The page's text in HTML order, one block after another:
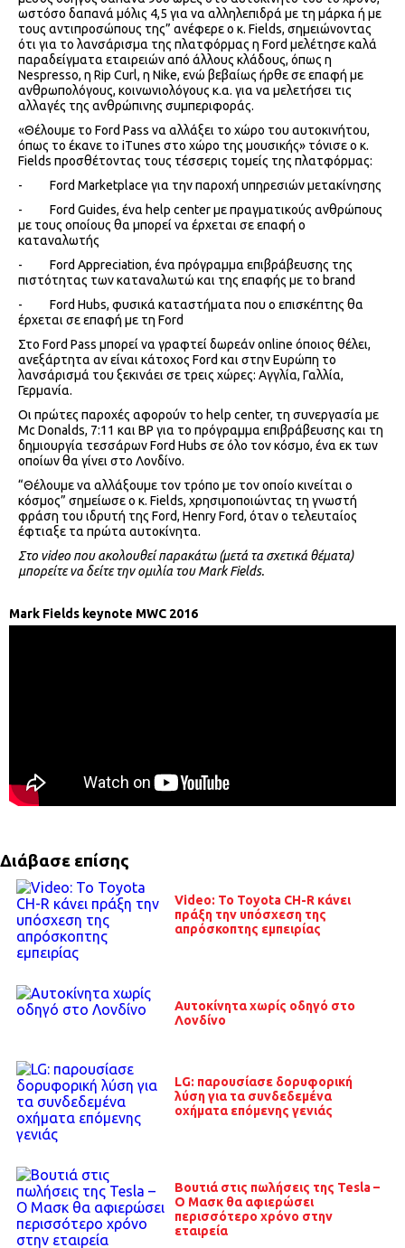
ωστόσο δαπανά μόλις 4,5 για να αλληλεπιδρά με τη μάρκα ή με
τους αντιπροσώπους της” ανέφερε ο κ. Fields, σημειώνοντας
ότι για το λανσάρισμα της πλατφόρμας η Ford μελέτησε καλά
παραδείγματα εταιρειών από άλλους κλάδους, όπως η
Nespresso, η Rip Curl, η Nike, ενώ βεβαίως ήρθε σε επαφή με
ανθρωπολόγους, κοινωνιολόγους κ.α. για να μελετήσει τις
αλλαγές της ανθρώπινης συμπεριφοράς.
«Θέλουμε το Ford Pass να αλλάξει το χώρο του αυτοκινήτου,
όπως το έκανε το iTunes στο χώρο της μουσικής» τόνισε ο κ.
Fields προσθέτοντας τους τέσσερις τομείς της πλατφόρμας:
- Ford Marketplace για την παροχή υπηρεσιών μετακίνησης
- Ford Guides, ένα help center με πραγματικούς ανθρώπους
με τους οποίους θα μπορεί να έρχεται σε επαφή ο
καταναλωτής
- Ford Appreciation, ένα πρόγραμμα επιβράβευσης της
πιστότητας των καταναλωτώ και της επαφής με το brand
- Ford Hubs, φυσικά καταστήματα που ο επισκέπτης θα
έρχεται σε επαφή με τη Ford
Στο Ford Pass μπορεί να γραφτεί δωρεάν online όποιος θέλει,
ανεξάρτητα αν είναι κάτοχος Ford και στην Ευρώπη το
λανσάρισμά του ξεκινάει σε τρεις χώρες: Αγγλία, Γαλλία,
Γερμανία.
Οι πρώτες παροχές αφορούν το help center, τη συνεργασία με
Mc Donalds, 7:11 και BP για το πρόγραμμα επιβράβευσης και τη
δημιουργία τεσσάρων Ford Hubs σε όλο τον κόσμο, ένα εκ των
οποίων θα γίνει στο Λονδίνο.
“Θέλουμε να αλλάξουμε τον τρόπο με τον οποίο κινείται ο
κόσμος” σημείωσε ο κ. Fields, χρησιμοποιώντας τη γνωστή
φράση του ιδρυτή της Ford, Henry Ford, όταν ο τελευταίος
έφτιαξε τα πρώτα αυτοκίνητα.
Στο video που ακολουθεί παρακάτω (μετά τα σχετικά θέματα)
μπορείτε να δείτε την ομιλία του Mark Fields.
Mark Fields keynote MWC 2016
Διάβασε επίσης
Video: Το Toyota CH-R κάνει
πράξη την υπόσχεση της
απρόσκοπτης εμπειρίας
Αυτοκίνητα χωρίς οδηγό στο
Λονδίνο
LG: παρουσίασε δορυφορική
λύση για τα συνδεδεμένα
οχήματα επόμενης γενιάς
Βουτιά στις πωλήσεις της Tesla –
Ο Μασκ θα αφιερώσει
περισσότερο χρόνο στην
εταιρεία